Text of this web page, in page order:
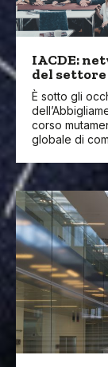
IACDE:
del
È sotto gli
corso
globale di